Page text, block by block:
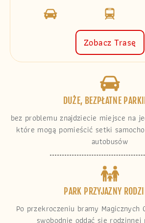
Zobacz Trasę
DUŻE, BEZPŁATNE
bez problemu znajdziecie miejsce na
które mogą pomieścić setki
autobusów
PARK PRZYJAZNY
Po przekroczeniu bramy Magicznych
swobodnie oddać się rodzinnej